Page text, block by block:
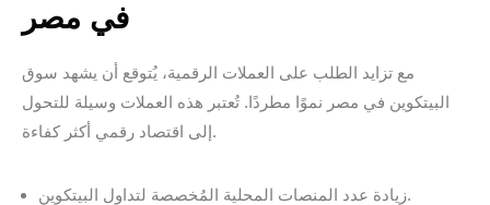
في مصر
مع تزايد الطلب على العملات الرقمية، يُتوقع أن يشهد سوق
البيتكوين في مصر نموًا مطردًا. تُعتبر هذه العملات وسيلة للتحول
إلى اقتصاد رقمي أكثر كفاءة.
زيادة عدد المنصات المحلية المُخصصة لتداول البيتكوين.